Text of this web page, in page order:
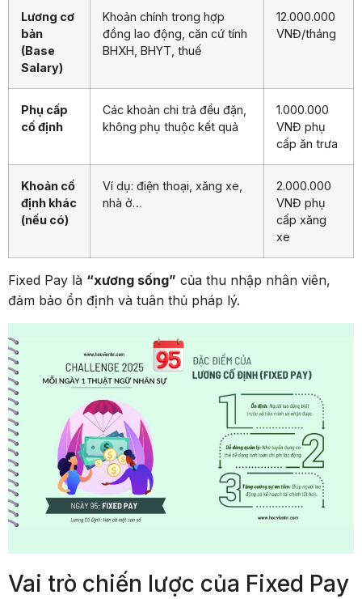
Lương cơ
bản
(Base
Salary)
Khoản chính trong hợp
đồng lao động, căn cứ tính
BHXH, BHYT, thuế
12.000.000
VNĐ/tháng
Phụ cấp
cố định
Các khoản chi trả đều đặn,
không phụ thuộc kết quả
1.000.000
VNĐ phụ
cấp ăn trưa
Khoản cố
định khác
(nếu có)
Ví dụ: điện thoại, xăng xe,
nhà ở…
2.000.000
VNĐ phụ
cấp xăng
xe
Fixed Pay là “xương sống” của thu nhập nhân viên,
đảm bảo ổn định và tuân thủ pháp lý.
Vai trò chiến lược của Fixed Pay